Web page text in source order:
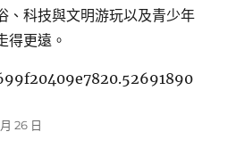
、科技與文明游玩以及青少年
得更遠。
26 日